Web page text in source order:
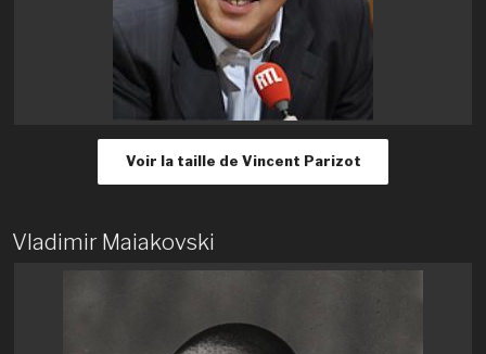
Voir la taille de Vincent Parizot
Vladimir Maiakovski